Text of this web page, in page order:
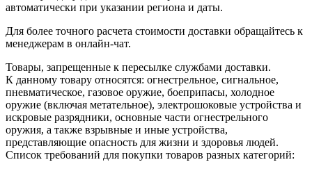
автоматически при указании региона и даты.
Для более точного расчета стоимости доставки обращайтесь к
менеджерам в онлайн-чат.
Товары, запрещенные к пересылке службами доставки.
К данному товару относятся: огнестрельное, сигнальное,
пневматическое, газовое оружие, боеприпасы, холодное
оружие (включая метательное), электрошоковые устройства и
искровые разрядники, основные части огнестрельного
оружия, а также взрывные и иные устройства,
представляющие опасность для жизни и здоровья людей.
Список требований для покупки товаров разных категорий: